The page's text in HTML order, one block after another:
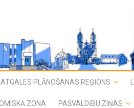
LATGALES PLĀNOŠANAS REĢIONS
ZONA PAŠVALDĪBU ZIŅAS